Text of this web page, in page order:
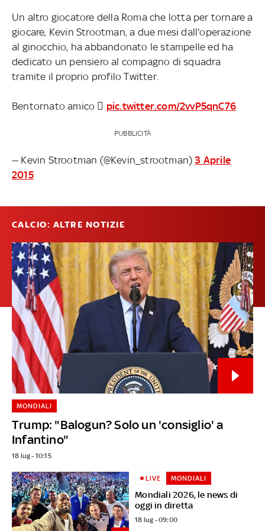
Un altro giocatore della Roma che lotta per tornare a
giocare, Kevin Strootman, a due mesi dall'operazione
al ginocchio, ha abbandonato le stampelle ed ha
dedicato un pensiero al compagno di squadra
tramite il proprio profilo Twitter.
Bentornato amico  pic.twitter.com/2vvP5qnC76
PUBBLICITÀ
— Kevin Strootman (@Kevin_strootman)3 Aprile
2015
CALCIO: ALTRE NOTIZIE
Trump: "Balogun? Solo un 'consiglio' a
Infantino"
MONDIALI
18 lug - 10:15
Mondiali 2026, le news di
oggi in diretta
LIVE MONDIALI
18 lug - 09:00